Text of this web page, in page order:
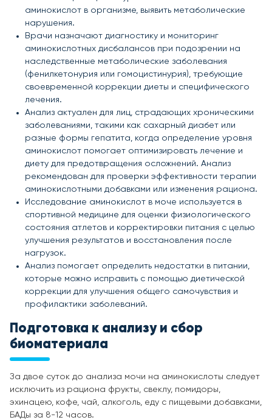
аминокислот в организме, выявить метаболические
нарушения.
Врачи назначают диагностику и мониторинг
аминокислотных дисбалансов при подозрении на
наследственные метаболические заболевания
(фенилкетонурия или гомоцистинурия), требующие
своевременной коррекции диеты и специфического
лечения.
Анализ актуален для лиц, страдающих хроническими
заболеваниями, такими как сахарный диабет или
разные формы гепатита, когда определение уровня
аминокислот помогает оптимизировать лечение и
диету для предотвращения осложнений. Анализ
рекомендован для проверки эффективности терапии
аминокислотными добавками или изменения рациона.
Исследование аминокислот в моче используется в
спортивной медицине для оценки физиологического
состояния атлетов и корректировки питания с целью
улучшения результатов и восстановления после
нагрузок.
Анализ помогает определить недостатки в питании,
которые можно исправить с помощью диетической
коррекции для улучшения общего самочувствия и
профилактики заболеваний.
Подготовка к анализу и сбор
биоматериала
За двое суток до анализа мочи на аминокислоты следует
исключить из рациона фрукты, свеклу, помидоры,
эхинацею, кофе, чай, алкоголь, еду с пищевыми добавками,
БАДы за 8-12 часов.